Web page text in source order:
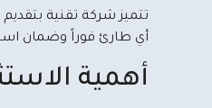
تتميز شركة تقنية بتقديم
أي طارئ فوراً وضمان
أهمية